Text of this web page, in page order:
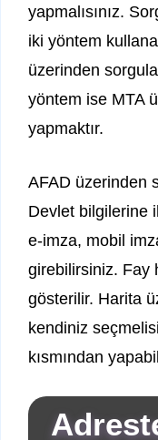
yapmalısınız.
iki yöntem
üzerinden
yöntem ise MTA
yapmaktır.
AFAD üzerinden
Devlet bilgilerine
e-imza, mobil
girebilirsiniz. Fay
gösterilir. Harita
kendiniz
kısmından